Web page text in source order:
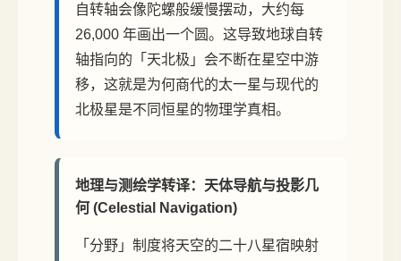
自转轴会像陀螺般缓慢摆动，大约每
26,000 年画出一个圆。这导致地球自转
轴指向的「天北极」会不断在星空中游
移，这就是为何商代的太一星与现代的
北极星是不同恒星的物理学真相。
地理与测绘学转译：天体导航与投影几
何 (Celestial Navigation)
「分野」制度将天空的二十八星宿映射